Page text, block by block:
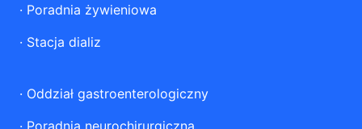
· Poradnia żywieniowa
· Stacja dializ
· Oddział gastroenterologiczny
· Poradnia neurochirurgiczna